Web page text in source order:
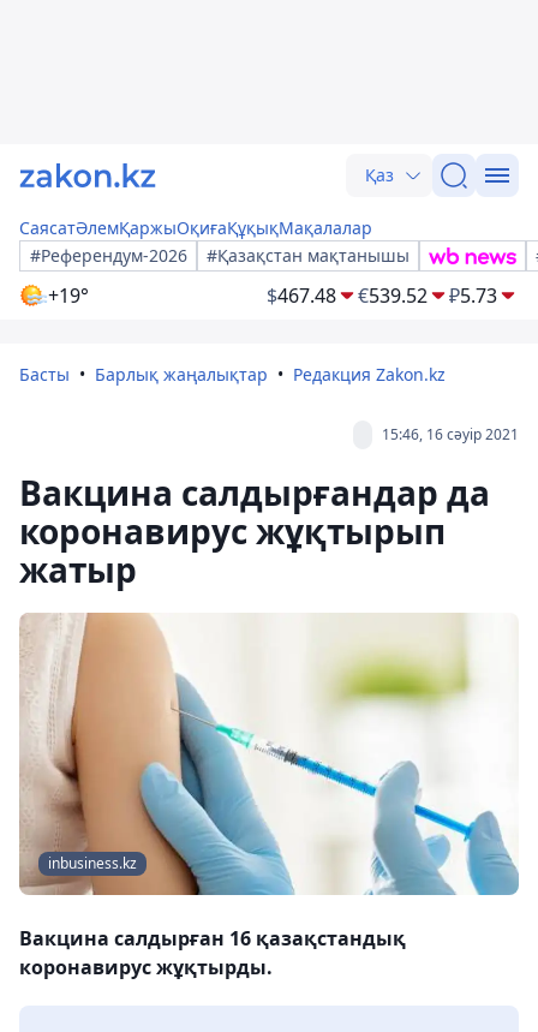
Қаз
СаясатӘлемҚаржыОқиғаҚұқықМақалалар
#Референдум-2026
#Қазақстан мақтанышы
+19° $467.48 €539.52 ₽5.73
Басты Барлық жаңалықтар Редакция Zakon.kz
15:46, 16 сәуір 2021
Вакцина салдырғандар да
коронавирус жұқтырып
жатыр
inbusiness.kz
Вакцина салдырған 16 қазақстандық
коронавирус жұқтырды.